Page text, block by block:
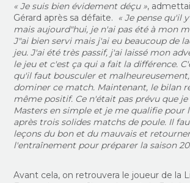
« Je suis bien évidement déçu »,
Gérard après sa défaite. « Je pense qu'il
mais aujourd"hui, je n'ai pas été à mon
J"ai bien servi mais j'ai eu beaucoup de
jeu. J'ai été très passif, j'ai laissé mon
le jeu et c'est ça qui a fait la différence.
qu'il faut bousculer et
dominer ce match. Maintenant, le bilan
même positif. Ce n'était pas prévu que
Masters en simple et je me qualifie pour
après trois solides matchs de poule. Il
leçons du bon et du mauvais et
l'entraînement pour préparer la saison
Avant cela, on retrouvera le joueur de la